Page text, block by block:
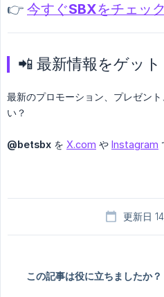
👉 今すぐSBXをチェック
📲 最新情報をゲット
最新のプロモーション、プレゼン
い？
@betsbx を X.com や Instagram
更新日
この記事は役に立ちましたか？